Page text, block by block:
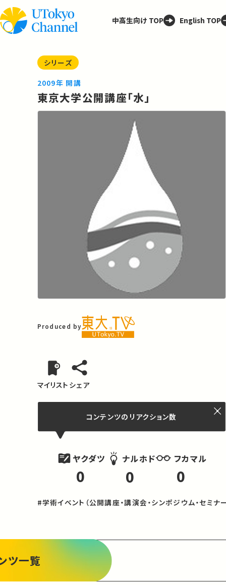
中高生向け TOP English TOP
シリーズ
2009年 開講
東京大学公開講座「水」
Produced by
マイリスト シェア
コンテンツの リアクション数
ヤクダツ
0
ナルホド
0
フカマル
0
#学術イベント（公開講座・講演会・シンポジウム・セミナ
ツ一覧